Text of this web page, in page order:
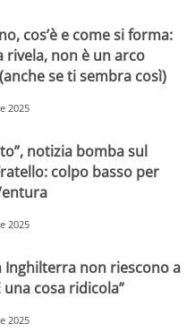
cos’è e come si forma:
rivela, non è un arco
se ti sembra così)
2025
notizia bomba sul
colpo basso per
2025
Inghilterra non riescono a
una cosa ridicola”
2025